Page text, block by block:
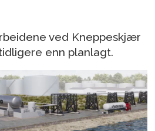
ved Kneppeskjær
enn planlagt.